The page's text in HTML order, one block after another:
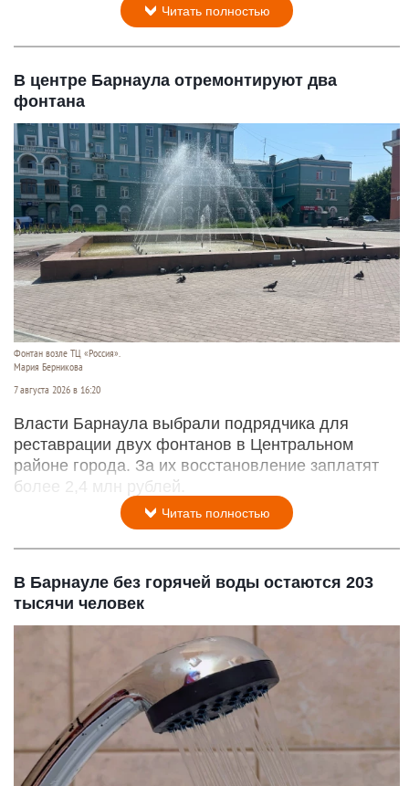
Читать полностью
В центре Барнаула отремонтируют два
фонтана
Фонтан возле ТЦ «Россия».
Мария Берникова
7 августа 2026 в 16:20
Власти Барнаула выбрали подрядчика для
реставрации двух фонтанов в Центральном
районе города. За их восстановление заплатят
более 2,4 млн рублей.
Читать полностью
В Барнауле без горячей воды остаются 203
тысячи человек